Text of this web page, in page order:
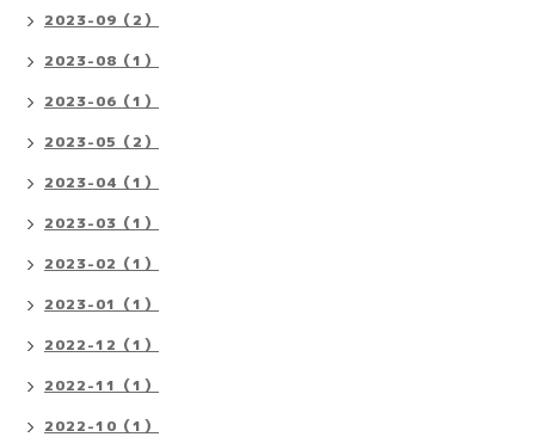
2023-09（2）
2023-08（1）
2023-06（1）
2023-05（2）
2023-04（1）
2023-03（1）
2023-02（1）
2023-01（1）
2022-12（1）
2022-11（1）
2022-10（1）